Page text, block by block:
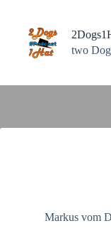
springen
two
Markus vom